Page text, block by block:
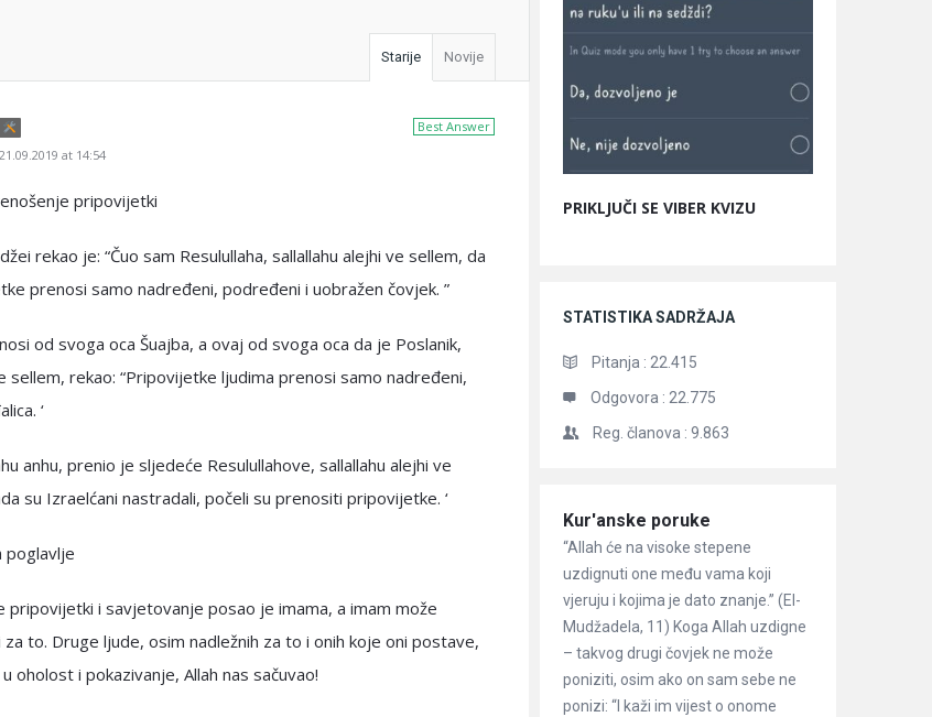
Starije Novije
Best Answer
at 14:54
pripovijetki
rekao je: “Čuo sam Resulullaha, sallallahu alejhi ve sellem, da
prenosi samo nadređeni, podređeni i uobražen čovjek. ”
od svoga oca Šuajba, a ovaj od svoga oca da je Poslanik,
sellem, rekao: “Pripovijetke ljudima prenosi samo nadređeni,
‘
anhu, prenio je sljedeće Resulullahove, sallallahu alejhi ve
su Izraelćani nastradali, počeli su prenositi pripovijetke. ‘
poglavlje
pripovijetki i savjetovanje posao je imama, a imam može
to. Druge ljude, osim nadležnih za to i onih koje oni postave,
oholost i pokazivanje, Allah nas sačuvao!
PRIKLJUČI SE VIBER KVIZU
STATISTIKA SADRŽAJA
Pitanja : 22.415
Odgovora : 22.775
Reg. članova : 9.863
Članci
Kur'anske poruke
“Allah će na visoke stepene
uzdignuti one među vama koji
vjeruju i kojima je dato znanje.” (El-
Mudžadela, 11) Koga Allah uzdigne
– takvog drugi čovjek ne može
poniziti, osim ako on sam sebe ne
ponizi: “I kaži im vijest o onome